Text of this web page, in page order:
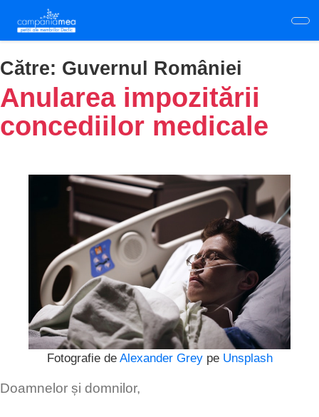
main
content
Către: Guvernul României
Anularea impozitării
concediilor medicale
Fotografie de Alexander Greype Unsplash
Doamnelor și domnilor,